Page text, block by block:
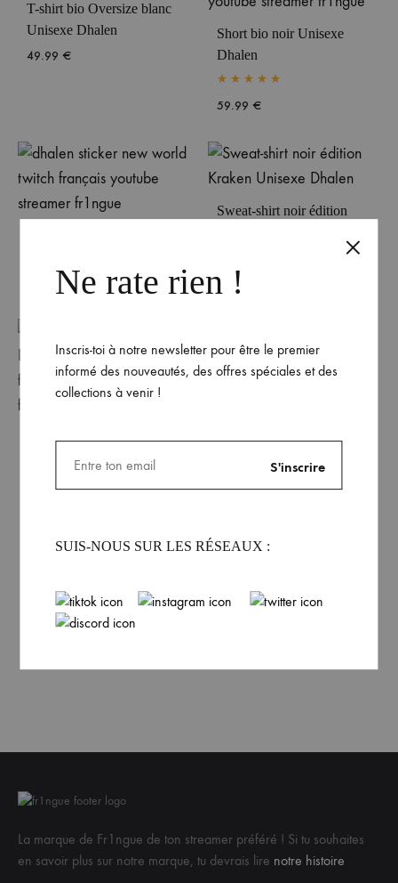
T-shirt bio Oversize blanc
Unisexe Dhalen
49.99 €
Short bio noir Unisexe
Dhalen
59.99 €
€
Sweat-shirt noir édition
Sweat ras-du-cou noir
Homme Dhalen
VOIR PLUS
La marque de Fr1ngue de ton streamer préféré ! Si tu souhaites
en savoir plus sur notre marque, tu devrais lire notre histoire
Ne rate rien !
Inscris-toi à notre newsletter pour être le premier
informé des nouveautés, des offres spéciales et des
collections à venir !
SUIS-NOUS SUR LES RÉSEAUX :